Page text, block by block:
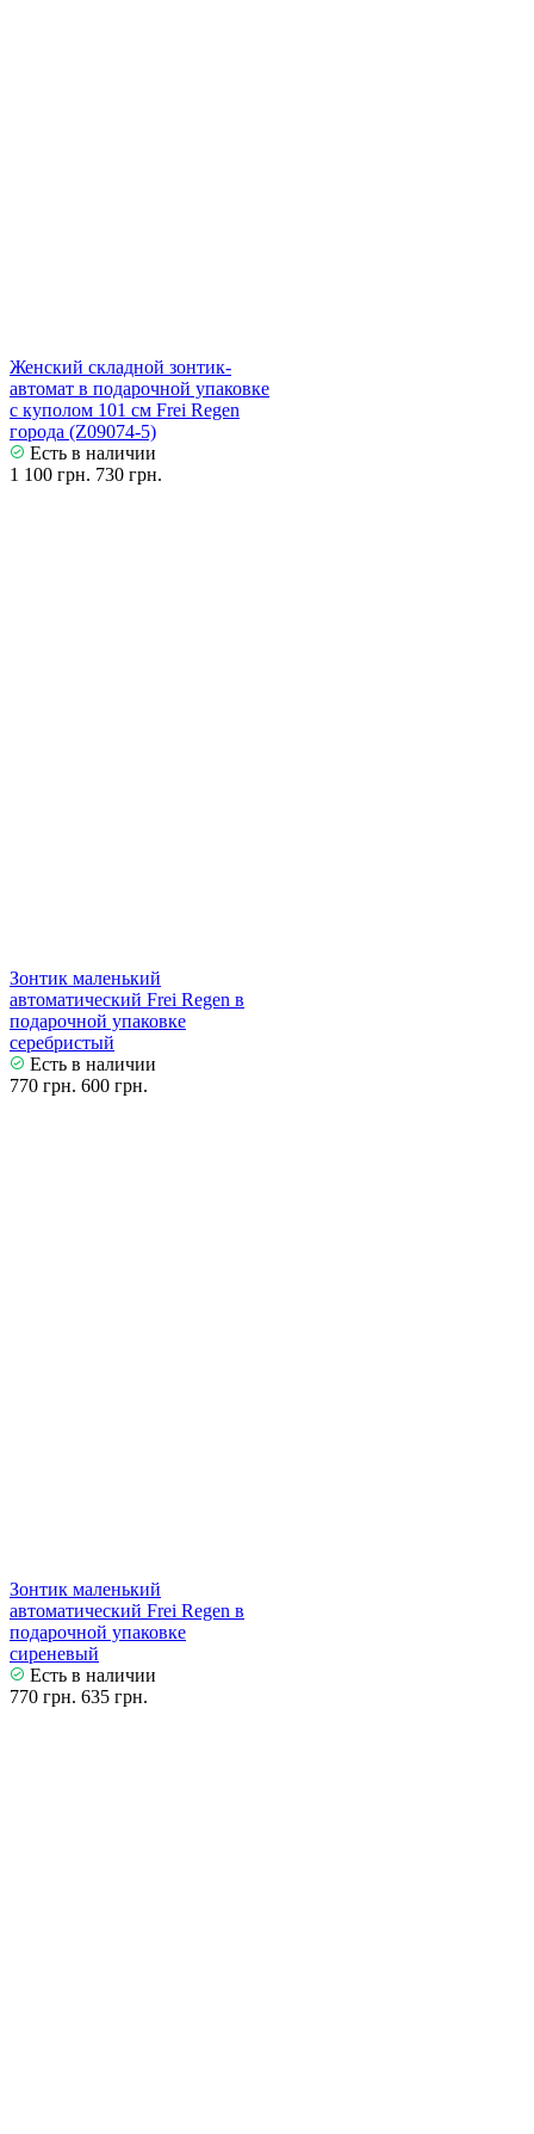
Женский складной зонтик-
автомат в подарочной упаковке
с куполом 101 см Frei Regen
города (Z09074-5)
Есть в наличии
1 100 грн. 730 грн.
Зонтик маленький
автоматический Frei Regen в
подарочной упаковке
серебристый
Есть в наличии
770 грн. 600 грн.
Зонтик маленький
автоматический Frei Regen в
подарочной упаковке
сиреневый
Есть в наличии
770 грн. 635 грн.